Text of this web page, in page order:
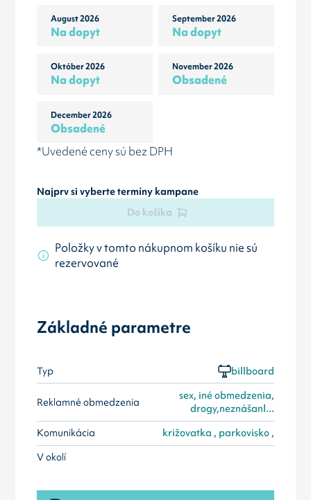
August 2026
Na dopyt
September 2026
Na dopyt
Október 2026
Na dopyt
November 2026
Obsadené
December 2026
Obsadené
*Uvedené ceny sú bez DPH
Najprv si vyberte termíny kampane
Do košíka
Položky v tomto nákupnom košíku nie sú
rezervované
Základné parametre
Typ billboard
Reklamné obmedzenia
sex, iné obmedzenia,
drogy,neznášanl...
Komunikácia
križovatka , parkovisko ,
V okolí